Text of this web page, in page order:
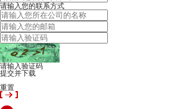
请输入您的联系方式
请输入验证码
提交并下载
重置